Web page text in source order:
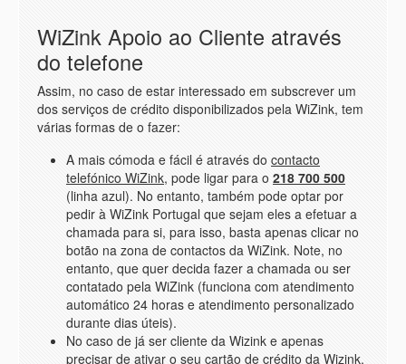
WiZink Apoio ao Cliente através
do telefone
Assim, no caso de estar interessado em subscrever um
dos serviços de crédito disponibilizados pela WiZink, tem
várias formas de o fazer:
A mais cómoda e fácil é através do contacto
telefónico WiZink, pode ligar para o 218 700 500
(linha azul). No entanto, também pode optar por
pedir à WiZink Portugal que sejam eles a efetuar a
chamada para si, para isso, basta apenas clicar no
botão na zona de contactos da WiZink. Note, no
entanto, que quer decida fazer a chamada ou ser
contatado pela WiZink (funciona com atendimento
automático 24 horas e atendimento personalizado
durante dias úteis).
No caso de já ser cliente da Wizink e apenas
precisar de ativar o seu cartão de crédito da Wizink,